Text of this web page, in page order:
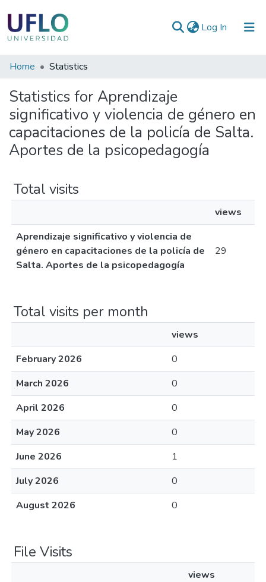
Log In (current)
Communities
Collections
All of RIUFLO
Home Statistics
Statistics for Aprendizaje
significativo y violencia de género en
capacitaciones de la policía de Salta.
Aportes de la psicopedagogía
Total visits
views
Aprendizaje significativo y violencia de
género en capacitaciones de la policía de
Salta. Aportes de la psicopedagogía
29
Total visits per month
views
February 2026
0
March 2026
0
April 2026
0
May 2026
0
June 2026
1
July 2026
0
August 2026
0
File Visits
views